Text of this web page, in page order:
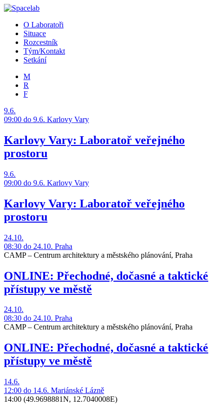
O Laboratoři
Situace
Rozcestník
Tým/Kontakt
Setkání
M
R
F
9.6.
09:00 do 9.6. Karlovy Vary
Karlovy Vary: Laboratoř veřejného
prostoru
9.6.
09:00 do 9.6. Karlovy Vary
Karlovy Vary: Laboratoř veřejného
prostoru
24.10.
08:30 do 24.10. Praha
CAMP – Centrum architektury a městského plánování, Praha
ONLINE: Přechodné, dočasné a taktické
přístupy ve městě
24.10.
08:30 do 24.10. Praha
CAMP – Centrum architektury a městského plánování, Praha
ONLINE: Přechodné, dočasné a taktické
přístupy ve městě
14.6.
12:00 do 14.6. Mariánské Lázně
14:00 (49.9698881N, 12.7040008E)